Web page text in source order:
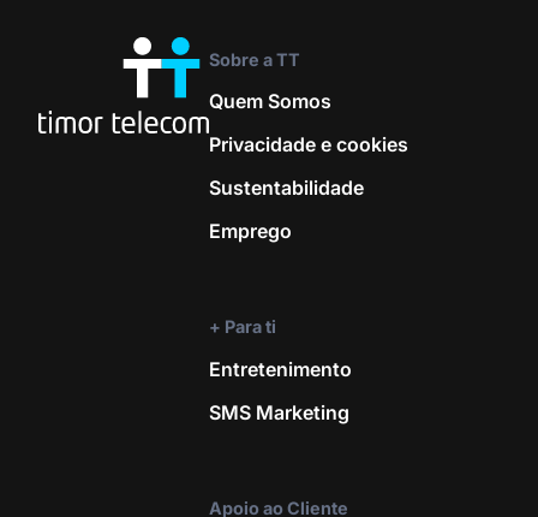
Sobre a TT
Quem Somos
Privacidade e cookies
Sustentabilidade
Emprego
+ Para ti
Entretenimento
SMS Marketing
Apoio ao Cliente